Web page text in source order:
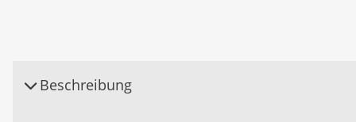
Beschreibung